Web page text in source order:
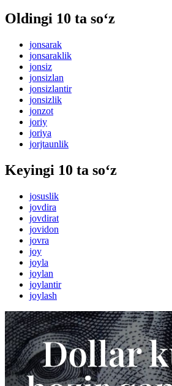
Oldingi 10 ta so‘z
jonsarak
jonsaraklik
jonsiz
jonsizlan
jonsizlantir
jonsizlik
jonzot
joriy
joriya
jorjtaunlik
Keyingi 10 ta so‘z
josuslik
jovdira
jovdirat
jovidon
jovra
joy
joyla
joylan
joylantir
joylash